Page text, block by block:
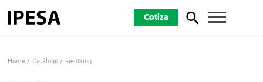
Cotiza
Home Catálogo Fieldking